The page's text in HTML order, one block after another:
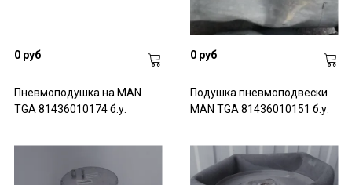
0 руб
Пневмоподушка на MAN
TGA 81436010174 б.у.
0 руб
Подушка пневмоподвески
MAN TGA 81436010151 б.у.